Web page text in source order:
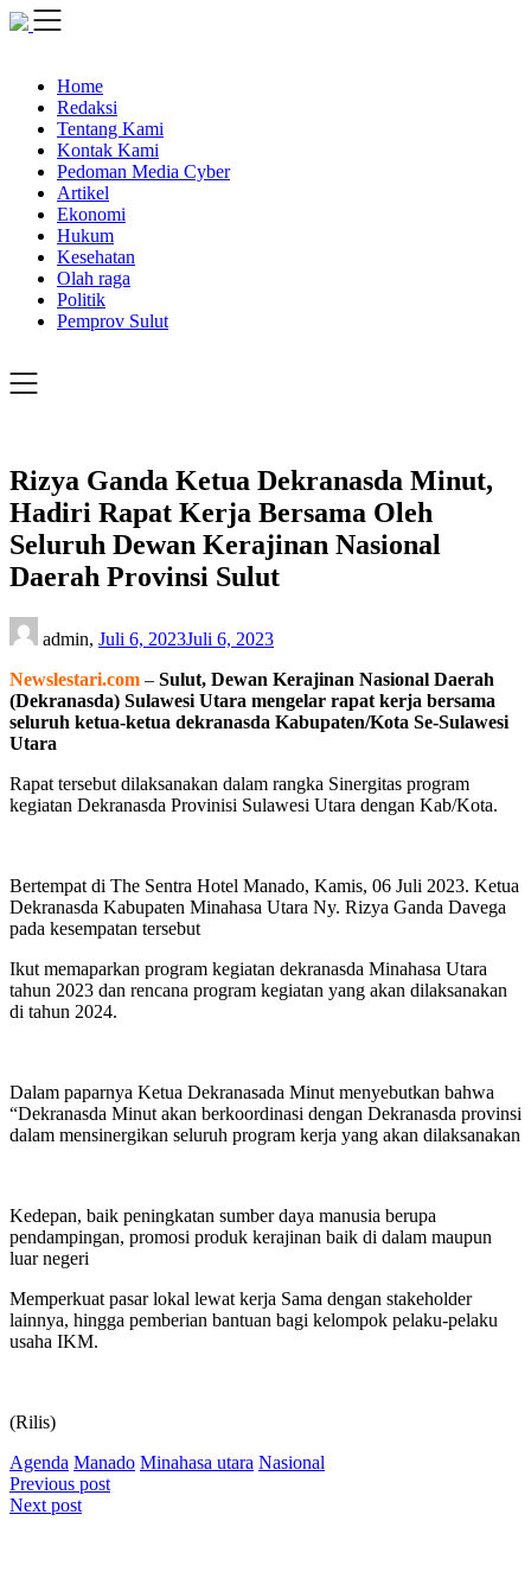
Skip
Home
Redaksi
Tentang Kami
Kontak Kami
Pedoman Media Cyber
Artikel
Ekonomi
Hukum
Kesehatan
Olah raga
Politik
Pemprov Sulut
Rizya Ganda Ketua Dekranasda Minut,
Hadiri Rapat Kerja Bersama Oleh
Seluruh Dewan Kerajinan Nasional
Daerah Provinsi Sulut
admin, Juli 6, 2023Juli 6, 2023
Newslestari.com – Sulut, Dewan Kerajinan Nasional Daerah
(Dekranasda) Sulawesi Utara mengelar rapat kerja bersama
seluruh ketua-ketua dekranasda Kabupaten/Kota Se-Sulawesi
Utara
Rapat tersebut dilaksanakan dalam rangka Sinergitas program
kegiatan Dekranasda Provinisi Sulawesi Utara dengan Kab/Kota.
Bertempat di The Sentra Hotel Manado, Kamis, 06 Juli 2023. Ketua
Dekranasda Kabupaten Minahasa Utara Ny. Rizya Ganda Davega
pada kesempatan tersebut
Ikut memaparkan program kegiatan dekranasda Minahasa Utara
tahun 2023 dan rencana program kegiatan yang akan dilaksanakan
di tahun 2024.
Dalam paparnya Ketua Dekranasada Minut menyebutkan bahwa
“Dekranasda Minut akan berkoordinasi dengan Dekranasda provinsi
dalam mensinergikan seluruh program kerja yang akan dilaksanakan
Kedepan, baik peningkatan sumber daya manusia berupa
pendampingan, promosi produk kerajinan baik di dalam maupun
luar negeri
Memperkuat pasar lokal lewat kerja Sama dengan stakeholder
lainnya, hingga pemberian bantuan bagi kelompok pelaku-pelaku
usaha IKM.
(Rilis)
Agenda Manado Minahasa utara Nasional
Navigasi
pos
Previous post
Next post